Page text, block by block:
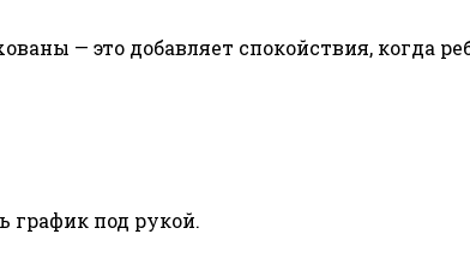
— это добавляет спокойствия, когда
график под рукой.